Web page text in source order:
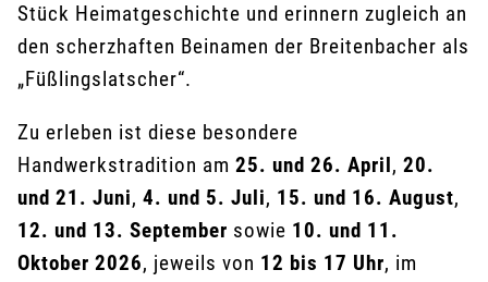
Stück Heimatgeschichte und erinnern zugleich an
den scherzhaften Beinamen der Breitenbacher als
„Füßlingslatscher“.
Zu erleben ist diese besondere
Handwerkstradition am 25. und 26. April, 20.
und 21. Juni, 4. und 5. Juli, 15. und 16. August,
12. und 13. September sowie 10. und 11.
Oktober 2026, jeweils von 12 bis 17 Uhr, im